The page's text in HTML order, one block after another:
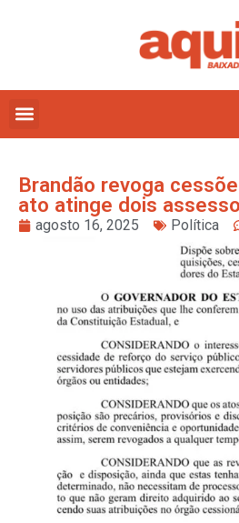
Brandão revoga
ato atinge dois
agosto 16, 2025 Política